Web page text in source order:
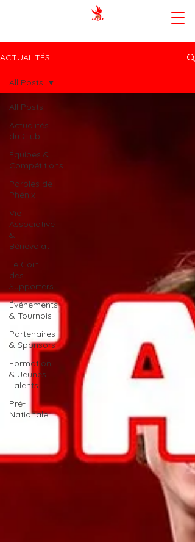
ACTUALITÉS
All Posts
Actualités
du Club
Équipes &
Compétitions
Paroles de
Phénix
Vie
Associative
&
Bénévolat
Le Coin
des
Supporters
Événements
& Tournois
Partenaires
& Sponsors
Formation
& Jeunes
Talents
Pré-
Nationale
All Posts